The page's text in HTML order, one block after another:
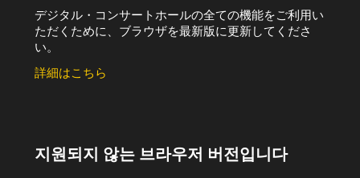
デジタル・コンサートホールの全ての機能をご利用い
ただくために、ブラウザを最新版に更新してくださ
い。
詳細はこちら
지원되지 않는 브라우저 버전입니다